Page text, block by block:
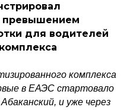
превышением
для водителей
комплекса
в ЕАЭС стартовало
и уже через